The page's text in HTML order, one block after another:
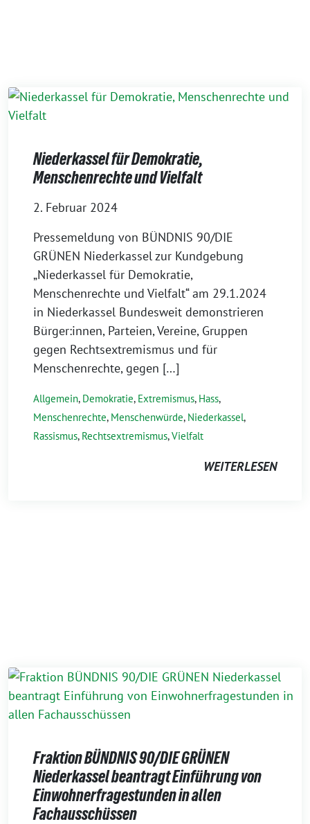
Niederkassel für Demokratie,
Menschenrechte und Vielfalt
2. Februar 2024
Pressemeldung von BÜNDNIS 90/DIE
GRÜNEN Niederkassel zur Kundgebung
„Niederkassel für Demokratie,
Menschenrechte und Vielfalt“ am 29.1.2024
in Niederkassel Bundesweit demonstrieren
Bürger:innen, Parteien, Vereine, Gruppen
gegen Rechtsextremismus und für
Menschenrechte, gegen […]
Allgemein, Demokratie, Extremismus, Hass,
Menschenrechte, Menschenwürde, Niederkassel,
Rassismus, Rechtsextremismus,Vielfalt
WEITERLESEN
Fraktion BÜNDNIS 90/DIE GRÜNEN
Niederkassel beantragt Einführung von
Einwohnerfragestunden in allen
Fachausschüssen